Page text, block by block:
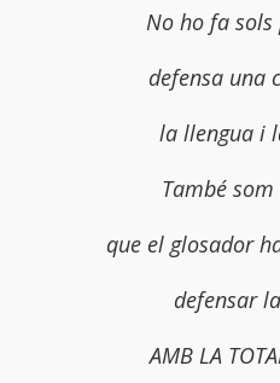
No ho fa sols
defensa una
la llengua i
També som
que el glosador
defensar
AMB LA